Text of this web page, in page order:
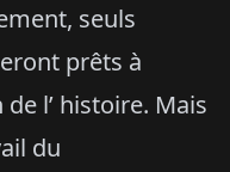
seuls
prêts à
l’ histoire. Mais
du